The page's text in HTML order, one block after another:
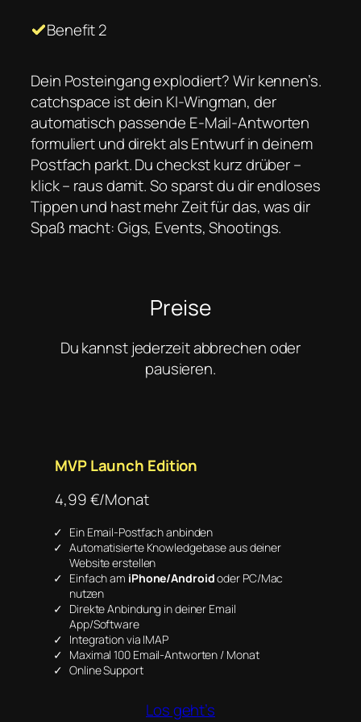
Benefit 2
Dein Posteingang explodiert? Wir kennen’s.
catchspace ist dein KI-Wingman, der
automatisch passende E-Mail-Antworten
formuliert und direkt als Entwurf in deinem
Postfach parkt. Du checkst kurz drüber –
klick – raus damit. So sparst du dir endloses
Tippen und hast mehr Zeit für das, was dir
Spaß macht: Gigs, Events, Shootings.
Preise
Du kannst jederzeit abbrechen oder
pausieren.
MVP Launch Edition
4,99 €/Monat
Ein Email-Postfach anbinden
Automatisierte Knowledgebase aus deiner
Website erstellen
Einfach am iPhone/Androidoder PC/Mac
nutzen
Direkte Anbindung in deiner Email
App/Software
Integration via IMAP
Maximal 100 Email-Antworten / Monat
Online Support
Los geht’s